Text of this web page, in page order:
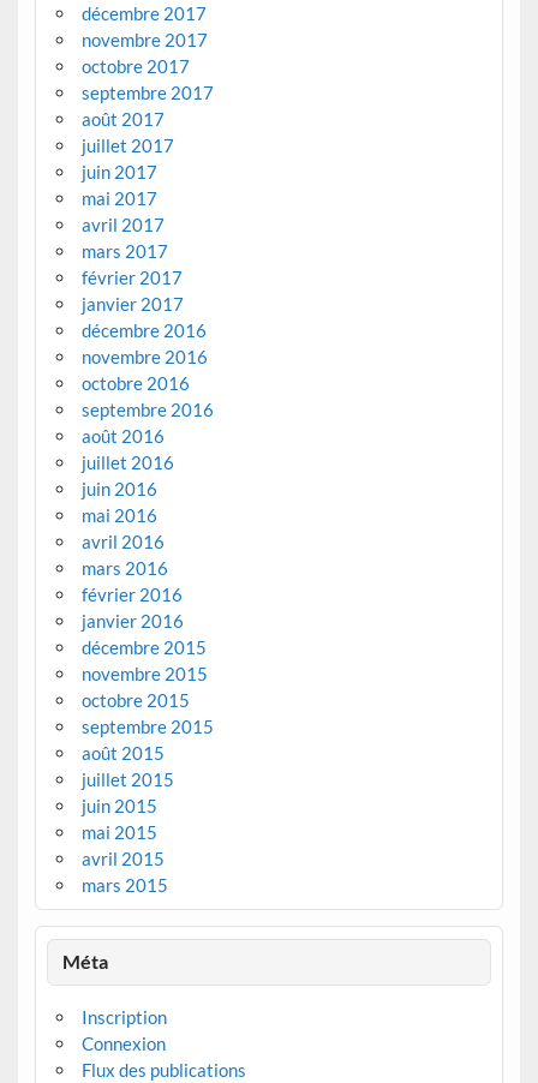
décembre 2017
novembre 2017
octobre 2017
septembre 2017
août 2017
juillet 2017
juin 2017
mai 2017
avril 2017
mars 2017
février 2017
janvier 2017
décembre 2016
novembre 2016
octobre 2016
septembre 2016
août 2016
juillet 2016
juin 2016
mai 2016
avril 2016
mars 2016
février 2016
janvier 2016
décembre 2015
novembre 2015
octobre 2015
septembre 2015
août 2015
juillet 2015
juin 2015
mai 2015
avril 2015
mars 2015
Méta
Inscription
Connexion
Flux des publications